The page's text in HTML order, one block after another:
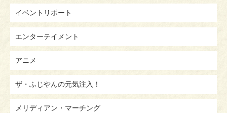
イベントリポート
エンターテイメント
アニメ
ザ・ふじやんの元気注入！
メリディアン・マーチング